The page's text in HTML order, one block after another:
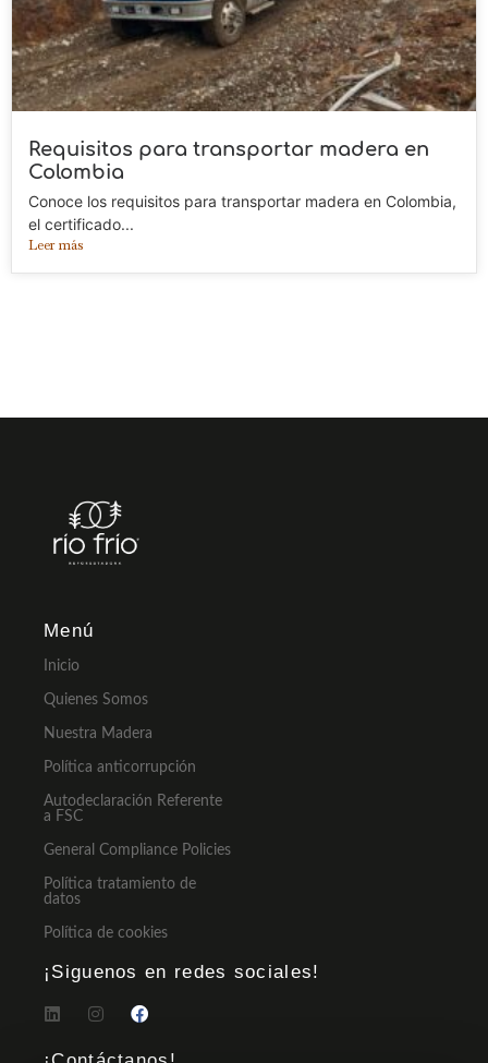
Requisitos para transportar madera en
Colombia
Conoce los requisitos para transportar madera en Colombia,
el certificado...
Leer más
Menú
Inicio
Quienes Somos
Nuestra Madera
Política anticorrupción
Autodeclaración Referente
a FSC
General Compliance Policies
Política tratamiento de
datos
Política de cookies
¡Siguenos en redes sociales!